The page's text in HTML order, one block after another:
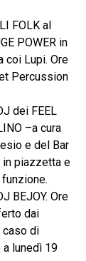
FOLK al
POWER in
coi Lupi. Ore
Percussion
dei FEEL
–a cura
e del Bar
in piazzetta e
BEJOY. Ore
dai
caso di
lunedì 19